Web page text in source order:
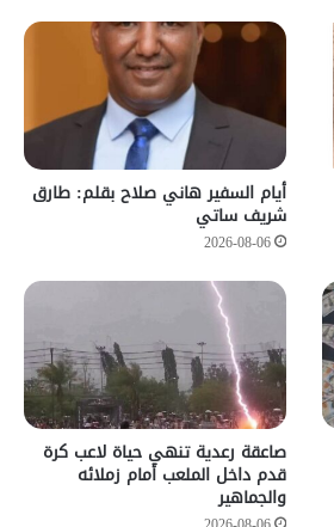
أيام السفير هاني صلاح بقلم: طارق
شريف ساتي
2026-08-06
صاعقة رعدية تنهي حياة لاعب كرة
قدم داخل الملعب أمام زملائه
والجماهير